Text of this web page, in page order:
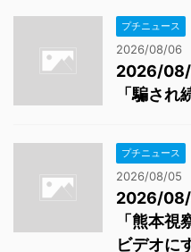
プチニュース
2026/08/06
2026/08/
「騙され
プチニュース
2026/08/05
2026/08/
「熊本
ビデオに